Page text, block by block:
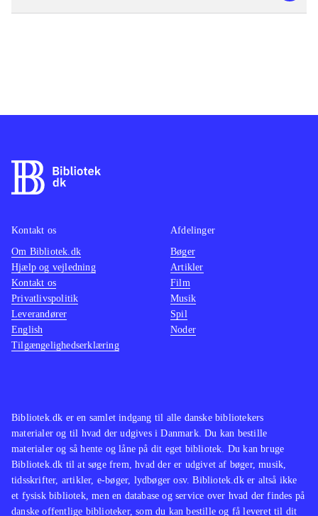
Bibliotek.dk er en samlet indgang til alle danske bibliotekers
materialer og til hvad der udgives i Danmark. Du kan bestille
materialer og så hente og låne på dit eget bibliotek. Du kan bruge
Bibliotek.dk til at søge frem, hvad der er udgivet af bøger, musik,
tidsskrifter, artikler, e-bøger, lydbøger osv. Bibliotek.dk er altså ikke
et fysisk bibliotek, men en database og service over hvad der findes på
danske offentlige biblioteker, som du kan bestille og få leveret til dit
Kontakt os
Om Bibliotek.dk
Hjælp og vejledning
Kontakt os
Privatlivspolitik
Leverandører
English
Tilgængelighedserklæring
Afdelinger
Bøger
Artikler
Film
Musik
Spil
Noder